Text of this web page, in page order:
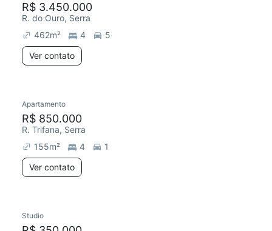
R$ 3.450.000
R. do Ouro, Serra
462m² 4
5
Ver contato
Redecorar
Apartamento
R$ 850.000
R. Trifana, Serra
155m² 4
1
Ver contato
Studio